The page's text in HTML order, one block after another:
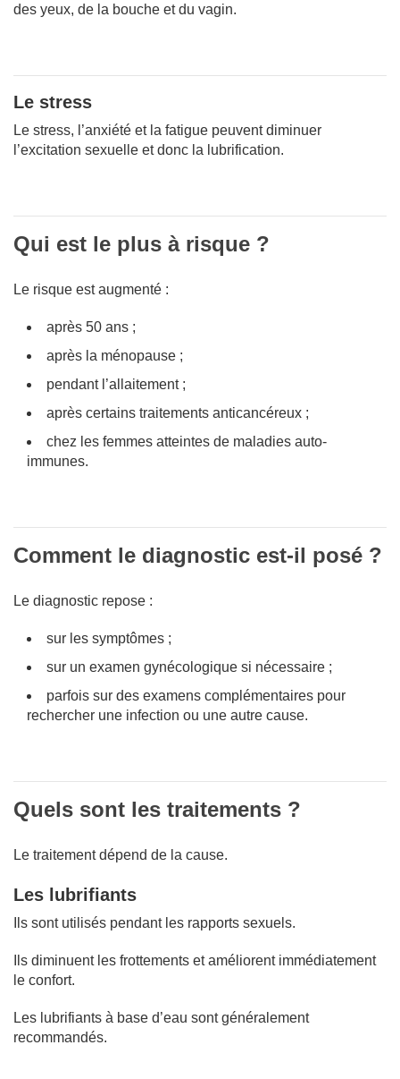
des yeux, de la bouche et du vagin.
Le stress
Le stress, l’anxiété et la fatigue peuvent diminuer
l’excitation sexuelle et donc la lubrification.
Qui est le plus à risque ?
Le risque est augmenté :
après 50 ans ;
après la ménopause ;
pendant l’allaitement ;
après certains traitements anticancéreux ;
chez les femmes atteintes de maladies auto-
immunes.
Comment le diagnostic est-il posé ?
Le diagnostic repose :
sur les symptômes ;
sur un examen gynécologique si nécessaire ;
parfois sur des examens complémentaires pour
rechercher une infection ou une autre cause.
Quels sont les traitements ?
Le traitement dépend de la cause.
Les lubrifiants
Ils sont utilisés pendant les rapports sexuels.
Ils diminuent les frottements et améliorent immédiatement
le confort.
Les lubrifiants à base d’eau sont généralement
recommandés.